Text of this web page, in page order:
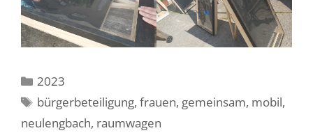
Kategorien
2023
Schlagwörter
bürgerbeteiligung,frauen, gemeinsam, mobil,
neulengbach, raumwagen